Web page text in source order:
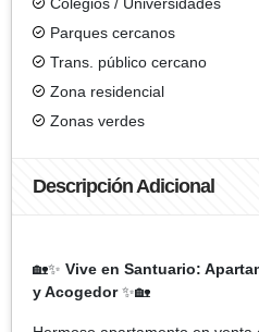
Parques cercanos
Trans. público cercano
Zona residencial
Zonas verdes
Descripción Adicional
🏡✨ Vive en Santuario:
y Acogedor✨🏡